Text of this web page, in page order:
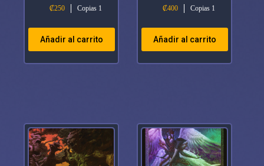
₡250 Copias 1
Añadir al carrito
₡400 Copias 1
Añadir al carrito